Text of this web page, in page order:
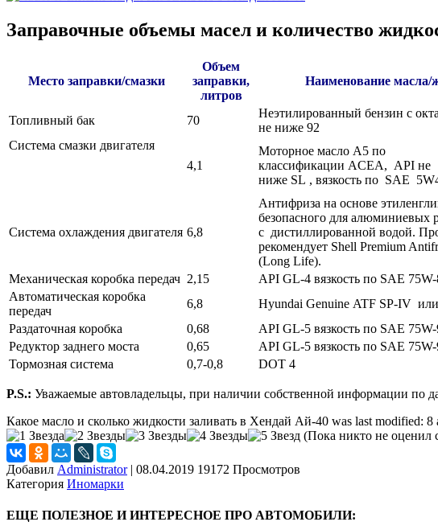
Заправочные объемы масел и количество
Место заправки/смазки
Объем
заправки,
литров
Наименование масла/
Топливный бак 70
Неэтилированный бензин с
не ниже 92
Система смазки двигателя
4,1
Моторное масло A5 по
классификации ACEA, API не
ниже SL , вязкость по SAE
Система охлаждения двигателя 6,8
Антифриза на основе
безопасного для алюминиевых
с дистиллированной водой.
рекомендует Shell Premium
(Long Life).
Механическая коробка передач 2,15
API GL-4 вязкость по SAE
Автоматическая коробка
передач
6,8
Hyundai Genuine ATF SP-IV
Раздаточная коробка
0,68
API GL-5 вязкость по SAE
Редуктор заднего моста
0,65
API GL-5 вязкость по SAE
Тормозная система
0,7-0,8 DOT 4
P.S.: Уважаемые автовладельцы, при наличии собственной информации по
Какое масло и сколько жидкости заливать в Хендай Ай-40 was last modified: 8
(Пока никто не оценил
Добавил Administrator | 08.04.2019 19172 Просмотров
Категория Иномарки
ЕЩЕ ПОЛЕЗНОЕ И ИНТЕРЕСНОЕ ПРО АВТОМОБИЛИ: